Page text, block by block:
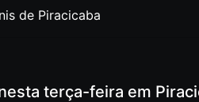
de Piracicaba
terça-feira em